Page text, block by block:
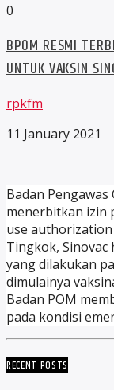
0
BPOM RESMI
UNTUK VAKSIN
rpkfm
11 January 2021
Badan
menerbitkan izin
use authorization
Tingkok, Sinovac
yang dilakukan
dimulainya
Badan POM
pada kondisi
RECENT POSTS